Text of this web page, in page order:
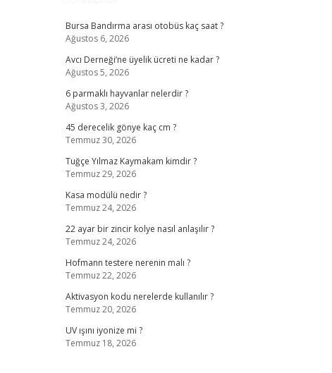
Bursa Bandırma arası otobüs kaç saat ?
Ağustos 6, 2026
Avcı Derneği’ne üyelik ücreti ne kadar ?
Ağustos 5, 2026
6 parmaklı hayvanlar nelerdir ?
Ağustos 3, 2026
45 derecelik gönye kaç cm ?
Temmuz 30, 2026
Tuğçe Yılmaz Kaymakam kimdir ?
Temmuz 29, 2026
Kasa modülü nedir ?
Temmuz 24, 2026
22 ayar bir zincir kolye nasıl anlaşılır ?
Temmuz 24, 2026
Hofmann testere nerenin malı ?
Temmuz 22, 2026
Aktivasyon kodu nerelerde kullanılır ?
Temmuz 20, 2026
UV ışını iyonize mi ?
Temmuz 18, 2026